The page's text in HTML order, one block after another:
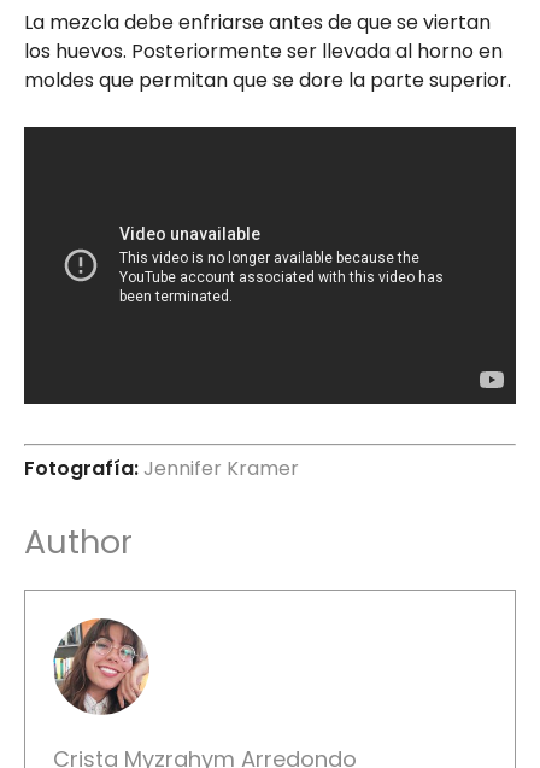
La mezcla debe enfriarse antes de que se viertan
los huevos. Posteriormente ser llevada al horno en
moldes que permitan que se dore la parte superior.
Fotografía:Jennifer Kramer
Author
Crista Myzrahym Arredondo